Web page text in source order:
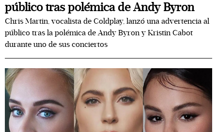
público tras polémica de Andy Byron
Chris Martin, vocalista de Coldplay, lanzó una advertencia al
público tras la polémica de Andy Byron y Kristin Cabot
durante uno de sus conciertos